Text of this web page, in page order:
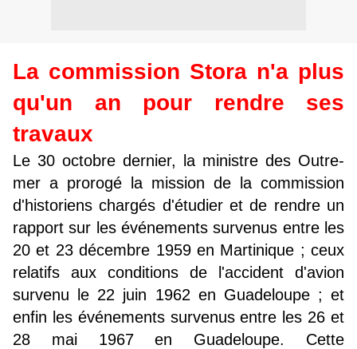
La commission Stora n'a plus
qu'un an pour rendre ses
travaux
Le 30 octobre dernier, la ministre des Outre-
mer a prorogé la mission de la commission
d'historiens chargés d'étudier et de rendre un
rapport sur les événements survenus entre les
20 et 23 décembre 1959 en Martinique ; ceux
relatifs aux conditions de l'accident d'avion
survenu le 22 juin 1962 en Guadeloupe ; et
enfin les événements survenus entre les 26 et
28 mai 1967 en Guadeloupe. Cette